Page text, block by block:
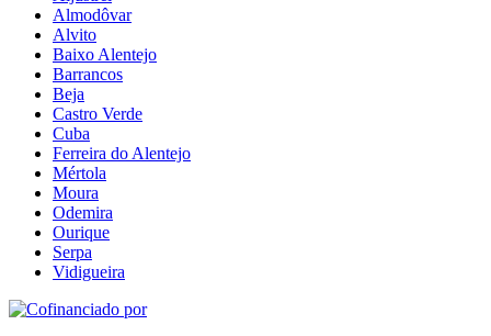
Almodôvar
Alvito
Baixo Alentejo
Barrancos
Beja
Castro Verde
Cuba
Ferreira do Alentejo
Mértola
Moura
Odemira
Ourique
Serpa
Vidigueira